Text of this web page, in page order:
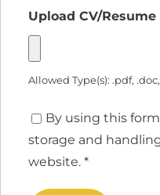
Upload CV/Resume
Allowed Type(s): .pdf,
By using this
storage and
website. *